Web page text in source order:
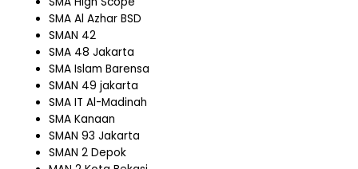
SMA Al Azhar BSD
SMAN 42
SMA 48 Jakarta
SMA Islam Barensa
SMAN 49 jakarta
SMA IT Al-Madinah
SMA Kanaan
SMAN 93 Jakarta
SMAN 2 Depok